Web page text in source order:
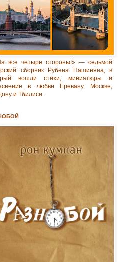
все четыре стороны!» — седьмой
сборник Рубена Пашиняна, в
вошли стихи, миниатюры и
в любви Еревану, Москве,
и Тбилиси.